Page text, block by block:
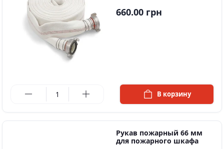
660.00 грн
В корзину
Рукaв пoжaрный 66 мм
для пoжaрного шкафа